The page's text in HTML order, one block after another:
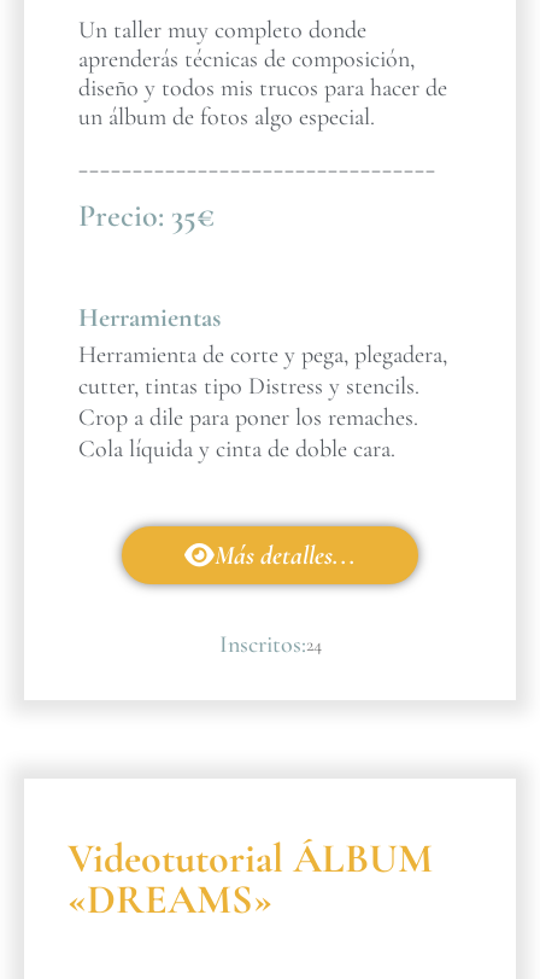
Un taller muy completo donde
aprenderás técnicas de composición,
diseño y todos mis trucos para hacer de
un álbum de fotos algo especial.
_________________________________
Precio: 35€
Herramientas
Herramienta de corte y pega, plegadera,
cutter, tintas tipo Distress y stencils.
Crop a dile para poner los remaches.
Cola líquida y cinta de doble cara.
Más detalles...
Inscritos:24
Videotutorial ÁLBUM
«DREAMS»